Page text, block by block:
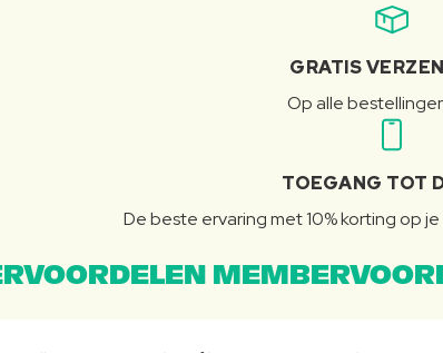
GRATIS
Op alle
TOEGANG TOT
De beste ervaring met 10% korting op